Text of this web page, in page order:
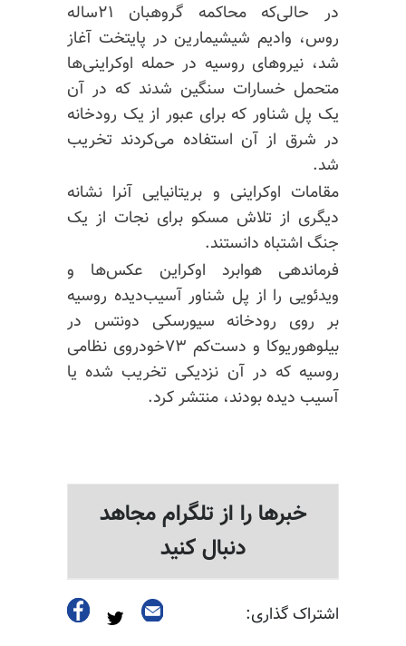
در حالی‌که محاکمه گروهبان ۲۱ساله
روس، وادیم شیشیمارین در پایتخت آغاز
شد، نیروهای روسیه در حمله اوکراینی‌ها
متحمل خسارات سنگین شدند که در آن
یک پل شناور که برای عبور از یک رودخانه
در شرق از آن استفاده می‌کردند تخریب
شد.
مقامات اوکراینی و بریتانیایی آنرا نشانه
دیگری از تلاش مسکو برای نجات از یک
جنگ اشتباه دانستند.
فرماندهی هوابرد اوکراین عکس‌ها و
ویدئویی را از پل شناور آسیب‌دیده روسیه
بر روی رودخانه سیورسکی دونتس در
بیلوهوریوکا
و دست‌کم ۷۳خودروی نظامی
روسیه که در آن نزدیکی تخریب شده یا
آسیب دیده بودند، منتشر کرد. ​
خبرها را از تلگرام مجاهد
دنبال کنید
اشتراک گذاری: